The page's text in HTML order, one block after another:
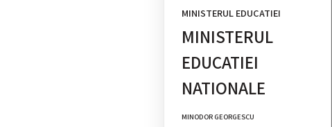
MINISTERUL EDUCATIEI
MINISTERUL
EDUCATIEI
NATIONALE
MINODOR GEORGESCU